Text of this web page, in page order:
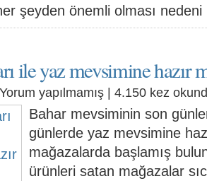
her şeyden önemli olması
ile yaz mevsimine hazır
Yorum yapılmamış | 4.150 kez
Bahar mevsiminin son
günlerde yaz mevsimine
mağazalarda başlamış
ürünleri satan mağazalar